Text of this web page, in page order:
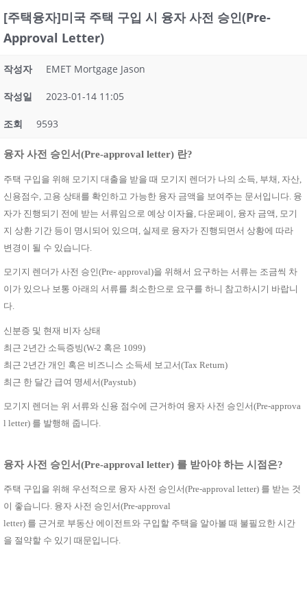
[주택융자]미국 주택 구입 시 융자 사전 승인(Pre-
Approval Letter)
작성자 EMET Mortgage Jason
작성일 2023-01-14 11:05
조회 9593
융자 사전 승인서(Pre-approval letter) 란?
주택 구입을 위해 모기지 대출을 받을 때 모기지 렌더가 나의 소득 부채 자산
신용점수 고용 상태를 확인하고 가능한 융자 금액을 보여주는 문서입니다 융
자가 진행되기 전에 받는 서류임으로 예상 이자율 다운페이 융자 금액
모기
지 상환 기간 등이 명시되어 있으며 실제로 융자가 진행되면서 상황에 따라
변경이 될 수 있습니다
모기지 렌더가 사전 승인(Pre- approval)을 위해서 요구하는 서류는 조금씩 차
이가 있으나 보통 아래의 서류를 최소한으로 요구를 하니 참고하시기 바랍니
다.
신분증 및 현재 비자 상태
최근 2년간 소득증빙(W-2 혹은 1099)
최근 2년간 개인 혹은 비즈니스 소득세 보고서(Tax Return)
최근 한 달간 급여 명세서(Paystub)
모기지 렌더는 위 서류와 신용 점수에 근거하여 융자 사전 승인서(Pre-approva
l letter) 를 발행해 줍니다.
융자 사전 승인서(Pre-approval letter) 를 받아야 하는 시점은?
주택 구입을 위해 우선적으로 융자 사전 승인서(Pre-approval letter) 를 받는 것
이 좋습니다. 융자 사전 승인서(Pre-approval
letter) 를 근거로 부동산 에이전트와 구입할 주택을 알아볼 때 불필요한 시간
을 절약할 수 있기 때문입니다.